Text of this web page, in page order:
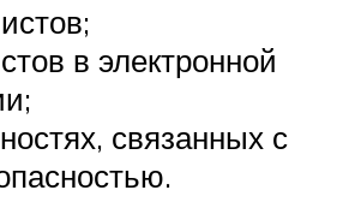
в электронной
связанных с